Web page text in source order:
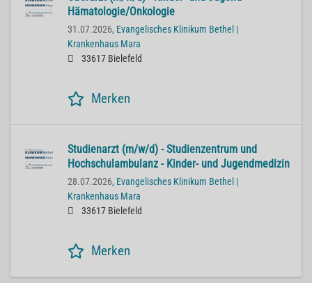
Hämatologie/Onkologie
31.07.2026, Evangelisches Klinikum Bethel |
Krankenhaus Mara
33617 Bielefeld
Merken
Studienarzt (m/w/d) - Studienzentrum und
Hochschulambulanz - Kinder- und Jugendmedizin
28.07.2026, Evangelisches Klinikum Bethel |
Krankenhaus Mara
33617 Bielefeld
Merken